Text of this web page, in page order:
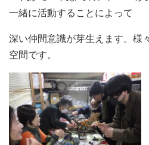
一緒に活動することによって
深い仲間意識が芽生えます。様
空間です。